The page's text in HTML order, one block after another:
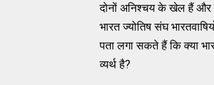
दोनों अनिश्चय के खेल हैं और
भारत ज्योतिष संघ
पता लगा सकते हैं कि क्या
व्यर्थ है?